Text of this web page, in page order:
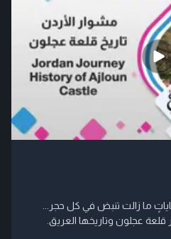
ما زالت تنبض في كل حجر...
عجلون وتاريخها العريق.